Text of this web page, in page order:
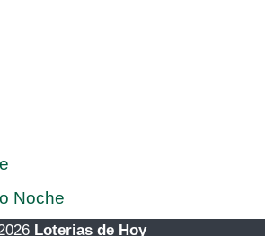
Noche
Loterias de Hoy